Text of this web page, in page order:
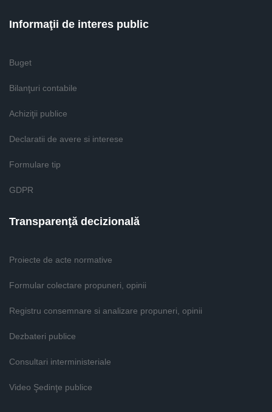
Informaţii de interes public
Buget
Bilanţuri contabile
Achiziţii publice
Declaratii de avere si interese
Formulare tip
GDPR
Transparenţă decizională
Proiecte de acte normative
Formular colectare propuneri, opinii
Registru consemnare si analizare propuneri, opinii
Dezbateri publice
Consultari interministeriale
Video Şedinţe publice